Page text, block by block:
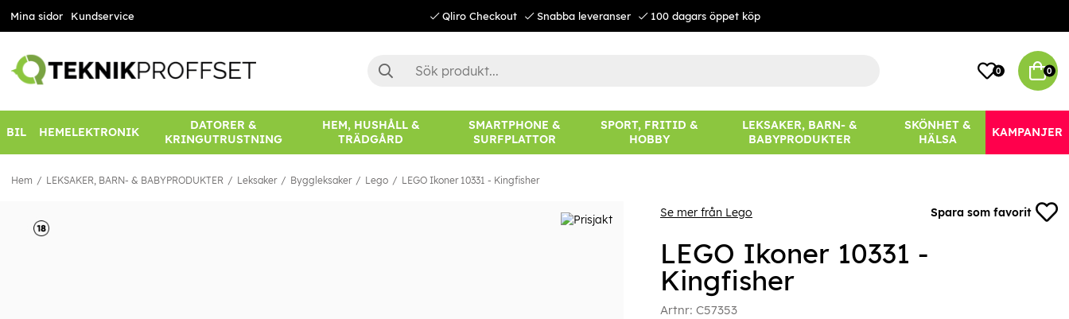
Mina sidor Kundservice Qliro Checkout Snabba leveranser 100 dagars öppet köp
0 0
BIL HEMELEKTRONIK
DATORER &
KRINGUTRUSTNING
HEM, HUSHÅLL &
TRÄDGÅRD
SMARTPHONE &
SURFPLATTOR
SPORT, FRITID &
HOBBY
LEKSAKER, BARN- &
BABYPRODUKTER
SKÖNHET &
HÄLSA
KAMPANJER
Hem LEKSAKER, BARN- & BABYPRODUKTER Leksaker Byggleksaker Lego LEGO Ikoner 10331 - Kingfisher
Se mer från Lego Spara som favorit
LEGO Ikoner 10331 -
Kingfisher
Artnr: C57353